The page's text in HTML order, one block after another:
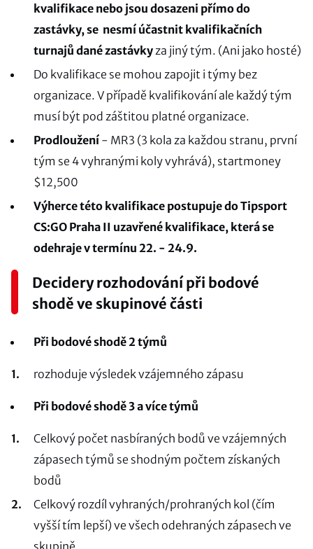
kvalifikace nebo jsou dosazeni přímo do
zastávky, se nesmí účastnit kvalifikačních
turnajů dané zastávkyza jiný tým. (Ani jako hosté)
Do kvalifikace se mohou zapojit i týmy bez
organizace. V případě kvalifikování ale každý tým
musí být pod záštitou platné organizace.
Prodloužení - MR3 (3 kola za každou stranu, první
tým se 4 vyhranými koly vyhrává), startmoney
$12,500
Výherce této kvalifikace postupuje do Tipsport
CS:GO Praha II uzavřené kvalifikace, která se
odehraje v termínu 22. - 24.9.
Decidery rozhodování při bodové
shodě ve skupinové části
Při bodové shodě 2 týmů
rozhoduje výsledek vzájemného zápasu
Při bodové shodě 3 a více týmů
Celkový počet nasbíraných bodů ve vzájemných
zápasech týmů se shodným počtem získaných
bodů
Celkový rozdíl vyhraných/prohraných kol (čím
vyšší tím lepší) ve všech odehraných zápasech ve
skupině